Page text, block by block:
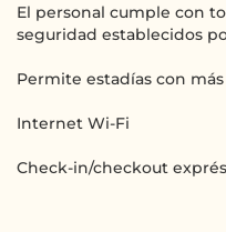
El personal cumple con
seguridad establecidos
Permite estadías con
Internet Wi-Fi
Check-in/checkout exprés